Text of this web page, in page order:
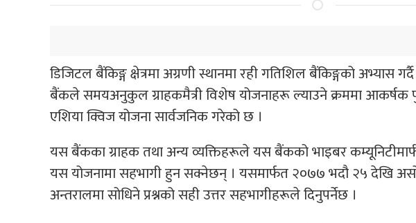
डिजिटल बैंकिङ्ग क्षेत्रमा अग्रणी स्थानमा रही गतिशिल बैंकिङ्गको
बैंकले समयअनुकुल ग्राहकमैत्री विशेष योजनाहरू ल्याउने क्रममा
एशिया क्विज योजना सार्वजनिक गरेको छ ।
यस बैंकका ग्राहक तथा अन्य व्यक्तिहरूले यस बैंकको भाइबर
यस योजनामा सहभागी हुन सक्नेछन् । यसमार्फत २०७७ भदौ २५ देखि
अन्तरालमा सोधिने प्रश्नको सही उत्तर सहभागीहरूले दिनुपर्नेछ ।